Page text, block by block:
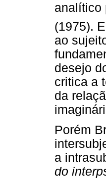
analítico
(1975).
ao
desejo
critica a
da
Porém
a
do